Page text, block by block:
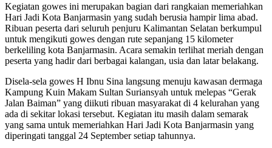
Kegiatan gowes ini merupakan bagian dari rangkaian memeriahkan
Hari Jadi Kota Banjarmasin yang sudah berusia hampir lima abad.
Ribuan peserta dari seluruh penjuru Kalimantan Selatan berkumpul
untuk mengikuti gowes dengan rute sepanjang 15 kilometer
berkeliling kota Banjarmasin. Acara semakin terlihat meriah dengan
peserta yang hadir dari berbagai kalangan, usia dan latar belakang.
Disela-sela gowes H Ibnu Sina langsung menuju kawasan dermaga
Kampung Kuin Makam Sultan Suriansyah untuk melepas “Gerak
Jalan Baiman” yang diikuti ribuan masyarakat di 4 kelurahan yang
ada di sekitar lokasi tersebut. Kegiatan itu masih dalam semarak
yang sama untuk memeriahkan Hari Jadi Kota Banjarmasin yang
diperingati tanggal 24 September setiap tahunnya.